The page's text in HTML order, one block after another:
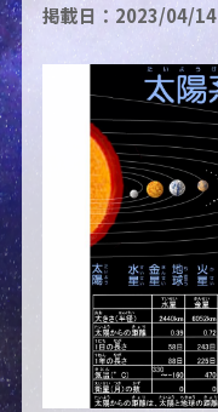
掲載日：2023/04/14